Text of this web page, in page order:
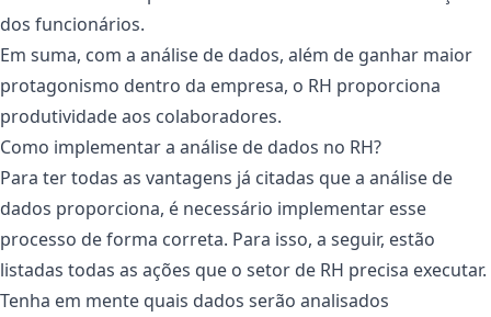
dos funcionários.
Em suma, com a análise de dados, além de ganhar maior
protagonismo dentro da empresa, o RH proporciona
produtividade aos colaboradores.
Como implementar a análise de dados no RH?
Para ter todas as vantagens já citadas que a análise de
dados proporciona, é necessário implementar esse
processo de forma correta. Para isso, a seguir, estão
listadas todas as ações que o setor de RH precisa executar.
Tenha em mente quais dados serão analisados